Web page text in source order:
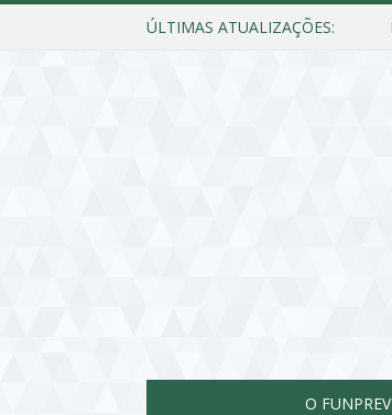
ÚLTIMAS ATUALIZAÇÕES:
O FUNPREV